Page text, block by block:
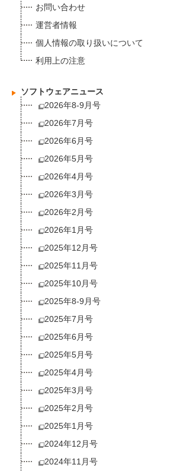
お問い合わせ
運営者情報
個人情報の取り扱いについて
利用上の注意
ソフトウェアニュース
2026年8-9月号
2026年7月号
2026年6月号
2026年5月号
2026年4月号
2026年3月号
2026年2月号
2026年1月号
2025年12月号
2025年11月号
2025年10月号
2025年8-9月号
2025年7月号
2025年6月号
2025年5月号
2025年4月号
2025年3月号
2025年2月号
2025年1月号
2024年12月号
2024年11月号